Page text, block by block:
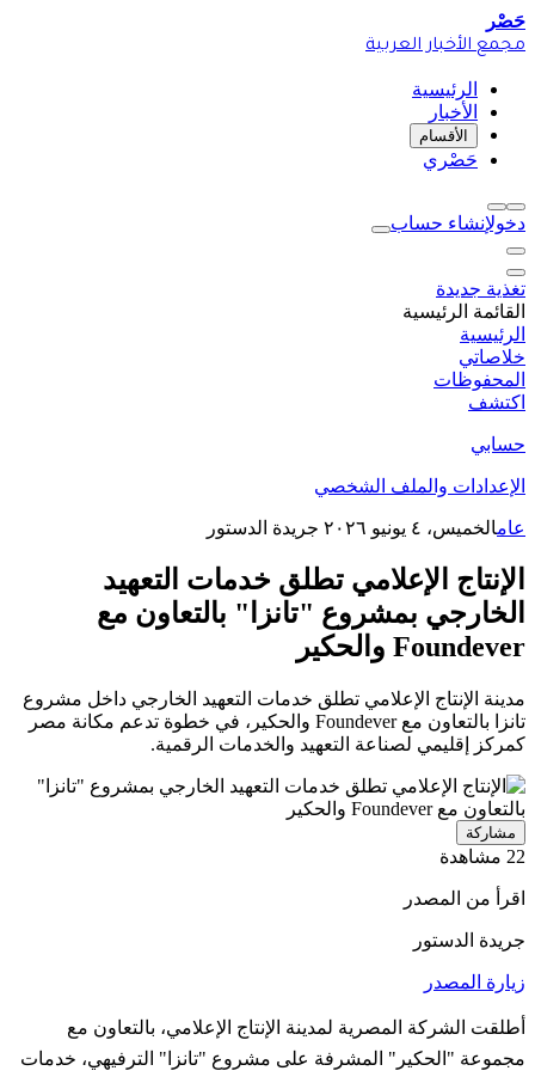
حَصْر
مجمع الأخبار العربية
الرئيسية
الأخبار
الأقسام
حَصْري
دخولإنشاء حساب
تغذية جديدة
القائمة الرئيسية
الرئيسية
خلاصاتي
المحفوظات
اكتشف
حسابي
الإعدادات والملف الشخصي
عامالخميس، ٤ يونيو ٢٠٢٦ جريدة الدستور
الإنتاج الإعلامي تطلق خدمات التعهيد
الخارجي بمشروع "تانزا" بالتعاون مع
Foundever والحكير
مدينة الإنتاج الإعلامي تطلق خدمات التعهيد الخارجي داخل مشروع
تانزا بالتعاون مع Foundever والحكير، في خطوة تدعم مكانة مصر
كمركز إقليمي لصناعة التعهيد والخدمات الرقمية.
مشاركة
22 مشاهدة
اقرأ من المصدر
جريدة الدستور
زيارة المصدر
أطلقت الشركة المصرية لمدينة الإنتاج الإعلامي، بالتعاون مع
مجموعة "الحكير" المشرفة على مشروع "تانزا" الترفيهي، خدمات